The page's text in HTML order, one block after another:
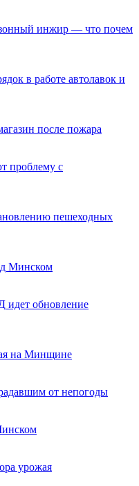
инжир — что почем
в работе автолавок и
после пожара
проблему с
пешеходных
Минском
идет обновление
на Минщине
от непогоды
урожая